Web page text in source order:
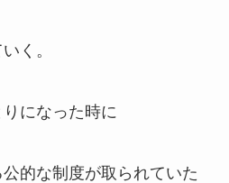
く。
になった時に
的な制度が取られていた